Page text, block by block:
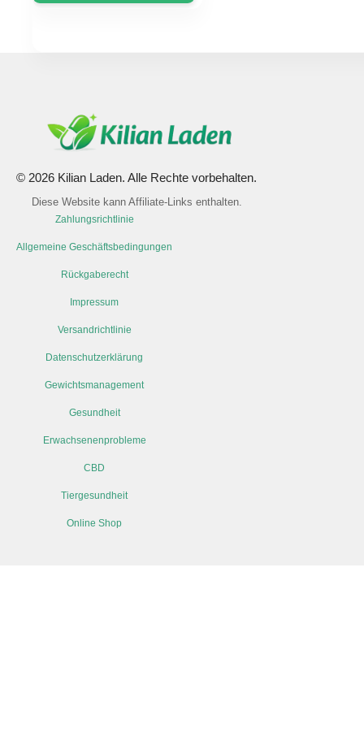
© 2026 Kilian Laden. Alle Rechte vorbehalten.
Diese Website kann Affiliate-Links enthalten.
Zahlungsrichtlinie
Allgemeine Geschäftsbedingungen
Rückgaberecht
Impressum
Versandrichtlinie
Datenschutzerklärung
Gewichtsmanagement
Gesundheit
Erwachsenenprobleme
CBD
Tiergesundheit
Online Shop